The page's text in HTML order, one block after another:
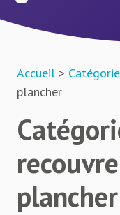
Accueil >
plancher
plancher